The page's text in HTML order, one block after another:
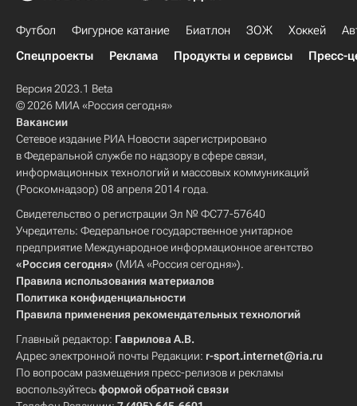
Футбол Фигурное катание Биатлон ЗОЖ Хоккей
Спецпроекты
Реклама Продукты и сервисы Пресс-
Версия 2023.1 Beta
© 2026 МИА «Россия сегодня»
Вакансии
Сетевое издание РИА Новости зарегистрировано
в Федеральной службе по надзору в сфере связи,
информационных технологий и массовых коммуникаций
(Роскомнадзор) 08 апреля 2014 года.
Свидетельство о регистрации Эл № ФС77-57640
Учредитель: Федеральное государственное унитарное
предприятие Международное информационное агентство
«Россия сегодня» (МИА «Россия сегодня»).
Правила использования материалов
Политика конфиденциальности
Правила применения рекомендательных технологий
Главный редактор: Гаврилова А.В.
Адрес электронной почты Редакции: r-sport.internet@ria.ru
По вопросам размещения пресс-релизов и рекламы
воспользуйтесьформой обратной связи